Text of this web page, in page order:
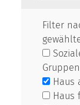
Filter
Gruppen
Haus
Haus